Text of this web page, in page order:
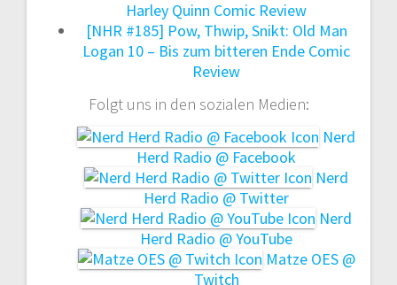
Harley Quinn Comic Review
[NHR #185] Pow, Thwip, Snikt: Old Man
Logan 10 – Bis zum bitteren Ende Comic
Review
Folgt uns in den sozialen Medien:
Nerd
Herd Radio @ Facebook
Nerd
Herd Radio @ Twitter
Nerd
Herd Radio @ YouTube
Matze OES @
Twitch